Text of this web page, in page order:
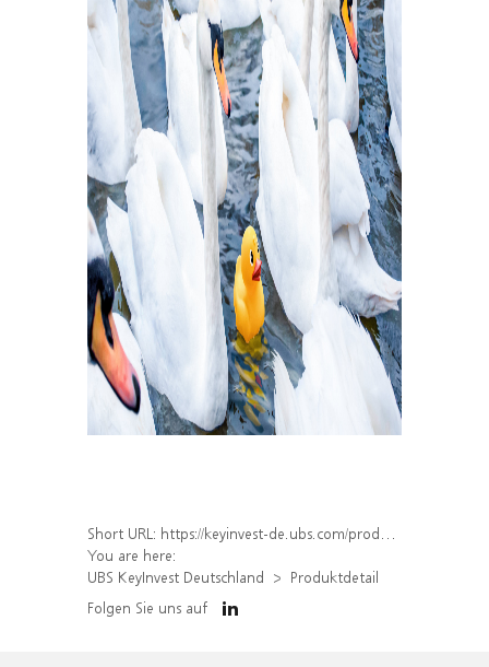
Short URL: https://keyinvest-de.ubs.com/produkt/detail/index/isin/DE000WA4BE57
You are here:
UBS KeyInvest Deutschland
Produktdetail
Folgen Sie uns auf